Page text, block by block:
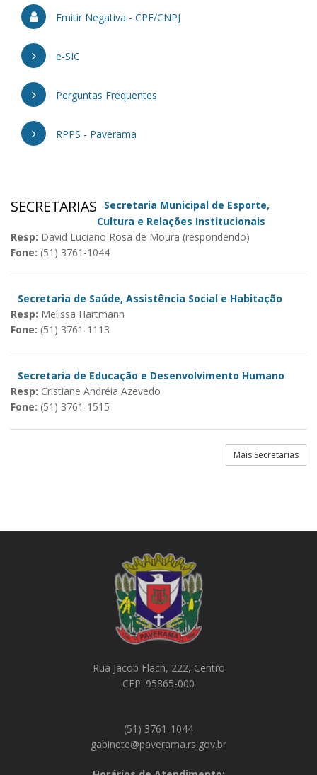
Emitir Negativa - CPF/CNPJ
e-SIC
Perguntas Frequentes
RPPS - Paverama
SECRETARIAS
Secretaria Municipal de Esporte,
Cultura e Relações Institucionais
Resp: David Luciano Rosa de Moura (respondendo)
Fone: (51) 3761-1044
Secretaria de Saúde, Assistência Social e Habitação
Resp: Melissa Hartmann
Fone: (51) 3761-1113
Secretaria de Educação e Desenvolvimento Humano
Resp: Cristiane Andréia Azevedo
Fone: (51) 3761-1515
Mais Secretarias
Rua Jacob Flach, 222, Centro
CEP: 95865-000
(51) 3761-1044
gabinete@paverama.rs.gov.br